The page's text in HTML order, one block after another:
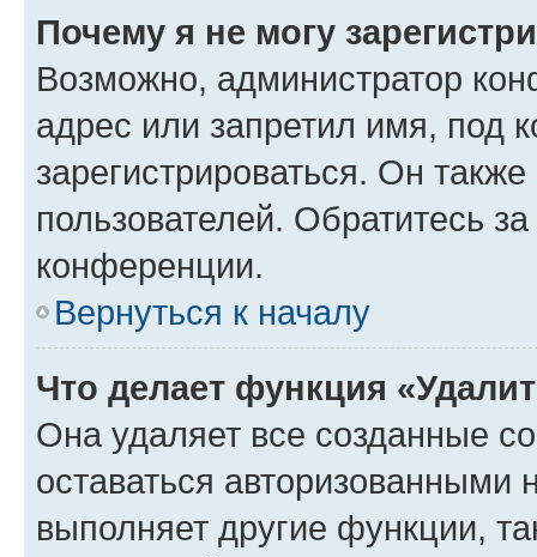
Почему я не могу
Возможно, администратор
адрес или запретил имя, под
зарегистрироваться. Он
пользователей. Обратитесь
конференции.
Вернуться к началу
Что делает функция
Она удаляет все созданные
оставаться авторизованными
выполняет другие функции,